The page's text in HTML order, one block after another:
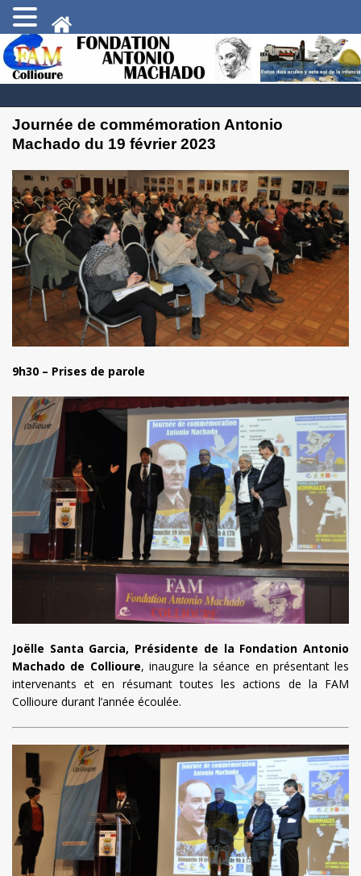
Journée de commémoration Antonio
Machado du 19 février 2023
9h30 – Prises de parole
Joëlle Santa Garcia, Présidente de la Fondation Antonio
Machado de Collioure, inaugure la séance en présentant les
intervenants et en résumant toutes les actions de la FAM
Collioure durant l’année écoulée.